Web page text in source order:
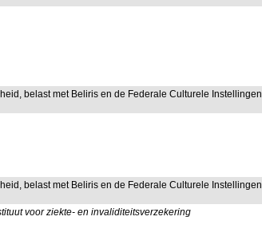
belast met Beliris en de Federale Culturele Instellingen
belast met Beliris en de Federale Culturele Instellingen
voor ziekte- en invaliditeitsverzekering